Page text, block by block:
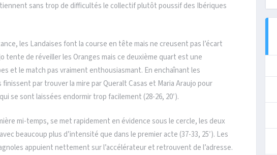
sans trop de difficultés le collectif plutôt poussif des Ibériques
les Landaises font la course en tête mais ne creusent pas l’écart
tente de réveiller les Oranges mais ce deuxième quart est une
et le match pas vraiment enthousiasmant. En enchaînant les
par trouver la mire par Queralt Casas et Maria Araujo pour
se sont laissées endormir trop facilement (28-26, 20′).
mi-temps, se met rapidement en évidence sous le cercle, les deux
beaucoup plus d’intensité que dans le premier acte (37-33, 25′). Les
appuient nettement sur l’accélérateur et retrouvent de l’adresse.